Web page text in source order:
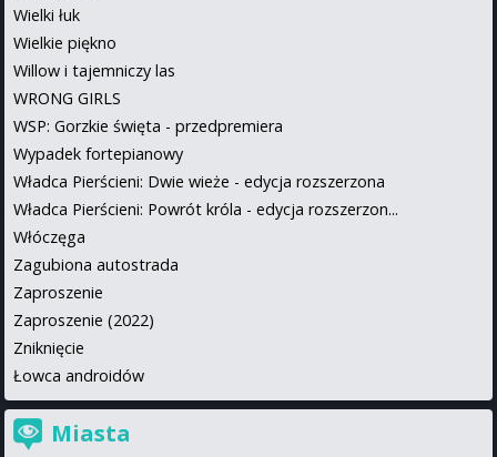
Wielki łuk
Wielkie piękno
Willow i tajemniczy las
WRONG GIRLS
WSP: Gorzkie święta - przedpremiera
Wypadek fortepianowy
Władca Pierścieni: Dwie wieże - edycja rozszerzona
Władca Pierścieni: Powrót króla - edycja rozszerzon...
Włóczęga
Zagubiona autostrada
Zaproszenie
Zaproszenie (2022)
Zniknięcie
Łowca androidów
Miasta